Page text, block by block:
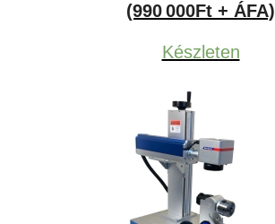
(990 000Ft + ÁFA)
Készleten